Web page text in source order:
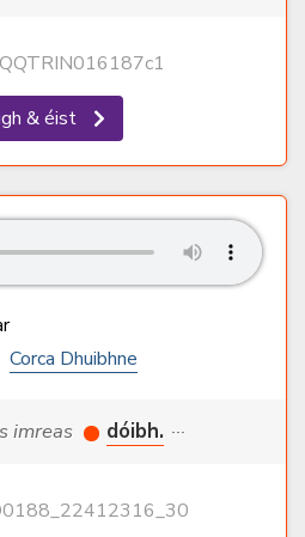
QQTRIN016187c1
& éist
Corca Dhuibhne
imreas dóibh. ···